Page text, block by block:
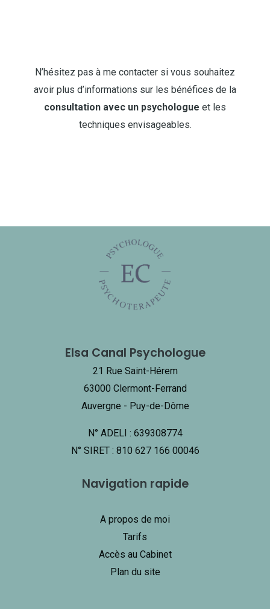
N’hésitez pas à me contacter si vous souhaitez
avoir plus d’informations sur les bénéfices de la
consultation avec un psychologue et les
techniques envisageables.
Elsa Canal Psychologue
21 Rue Saint-Hérem
63000 Clermont-Ferrand
Auvergne - Puy-de-Dôme
N° ADELI : 639308774
N° SIRET : 810 627 166 00046
Navigation rapide
A propos de moi
Tarifs
Accès au Cabinet
Plan du site